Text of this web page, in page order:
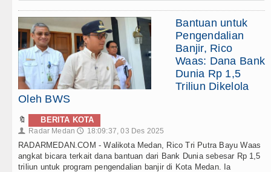
Bantuan untuk
Pengendalian
Banjir, Rico
Waas: Dana Bank
Dunia Rp 1,5
Triliun Dikelola
Oleh BWS
🔖 BERITA KOTA
👤 Radar Medan 🕔 18:09:37, 03 Des 2025
RADARMEDAN.COM - Walikota Medan, Rico Tri Putra Bayu Waas
angkat bicara terkait dana bantuan dari Bank Dunia sebesar Rp 1,5
triliun untuk program pengendalian banjir di Kota Medan. Ia